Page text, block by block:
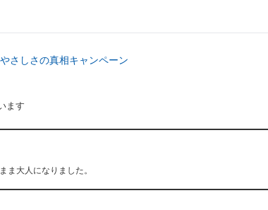
さしさの真相キャンペーン
ます
ま大人になりました。